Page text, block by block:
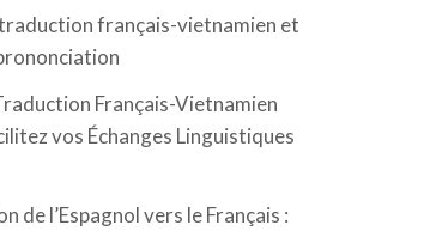
français-vietnamien et
Français-Vietnamien
vos Échanges Linguistiques
de l’Espagnol vers le Français :